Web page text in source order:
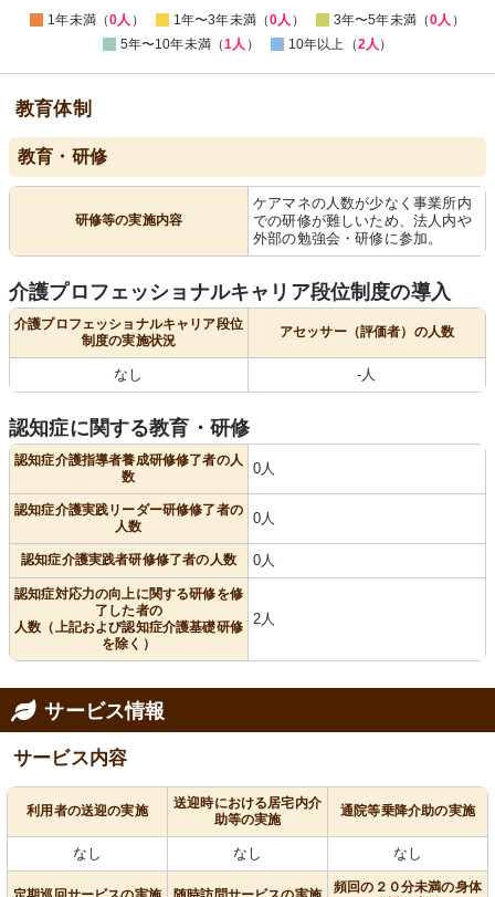
1年未満（0人 ） 1年〜3年未満（0人 ） 3年〜5年未満（0人 ）
5年〜10年未満（1人 ） 10年以上（2人 ）
教育体制
教育・研修
研修等の実施内容
ケアマネの人数が少なく事業所内
での研修が難しいため、法人内や
外部の勉強会・研修に参加。
介護プロフェッショナルキャリア段位制度の導入
介護プロフェッショナルキャリア段位
制度の実施状況
アセッサー（評価者）の人数
なし -人
認知症に関する教育・研修
認知症介護指導者養成研修修了者の人
数
0人
認知症介護実践リーダー研修修了者の
人数
0人
認知症介護実践者研修修了者の人数 0人
認知症対応力の向上に関する研修を修
了した者の
人数（上記および認知症介護基礎研修
を除く）
2人
サービス情報
サービス内容
利用者の送迎の実施
送迎時における居宅内介
助等の実施
通院等乗降介助の実施
なし なし なし
頻回の２０分未満の身体